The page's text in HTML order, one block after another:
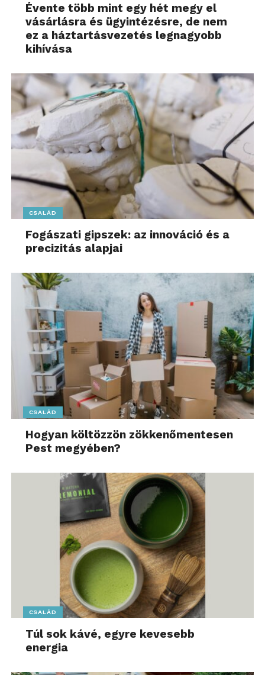
Évente több mint egy hét megy el
vásárlásra és ügyintézésre, de nem
ez a háztartásvezetés legnagyobb
kihívása
CSALÁD
Fogászati gipszek: az innováció és a
precizitás alapjai
CSALÁD
Hogyan költözzön zökkenőmentesen
Pest megyében?
CSALÁD
Túl sok kávé, egyre kevesebb
energia